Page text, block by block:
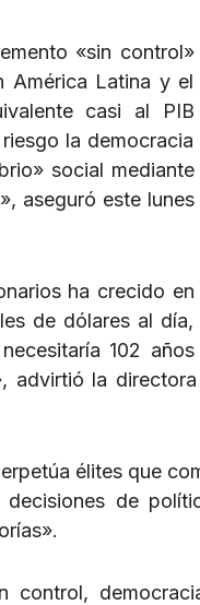
«sin control»
América Latina y el
casi al PIB
la democracia
social mediante
aseguró este lunes
ha crecido en
de dólares al día,
102 años
advirtió la
élites que
decisiones de
control,